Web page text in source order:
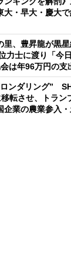
大・早大・慶大
里、豊昇龍が黒
力士に渡り「今
は年96万円の支
ンダリング”
転させ、トラ
企業の農業参入